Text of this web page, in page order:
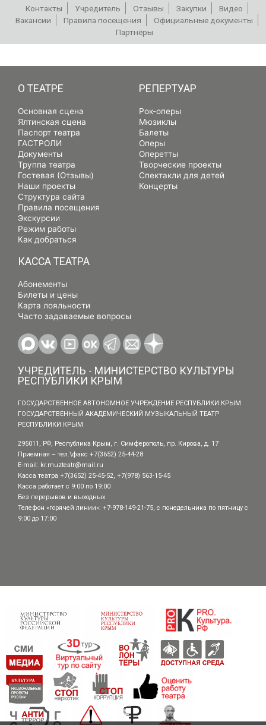
Контакты Учредитель Отзывы Закупки
Видео
Вакансии
Правила посещения
Официальные документы
Партнёры
О ТЕАТРЕ
Основная сцена
Ялтинская сцена
Паспорт театра
ГАСТРОЛИ
Документы
Труппа театра
Гостевая (Отзывы)
Наши проекты
Структура сайта
Правила посещения
Экскурсии
Режим работы
Как добраться
РЕПЕРТУАР
Рок-оперы
Мюзиклы
Балеты
Оперы
Оперетты
Творческие проекты
Спектакли для детей
Концерты
КАССА ТЕАТРА
Абонементы
Билеты и цены
Карта лояльности
Часто задаваемые вопросы
УЧРЕДИТЕЛЬ - МИНИСТЕРСТВО КУЛЬТУРЫ
РЕСПУБЛИКИ КРЫМ
ГОСУДАРСТВЕННОЕ АВТОНОМНОЕ УЧРЕЖДЕНИЕ РЕСПУБЛИКИ КРЫМ
ГОСУДАРСТВЕННЫЙ АКАДЕМИЧЕСКИЙ МУЗЫКАЛЬНЫЙ ТЕАТР
РЕСПУБЛИКИ КРЫМ
295011, РФ, Республика Крым, г. Симферополь, пр. Кирова, д. 17
Приемная – тел.\факс +7(3652) 25-44-28
E-mail: kr.muzteatr@mail.ru
Касса театра +7(3652) 25-45-52, +7(978) 563-15-45
Касса работает с 9:00 по 19:00
Без перерывов и выходных
Телефон «горячей линии»: +7-978-149-21-75, с понедельника по пятницу с
9:00 до 17:00